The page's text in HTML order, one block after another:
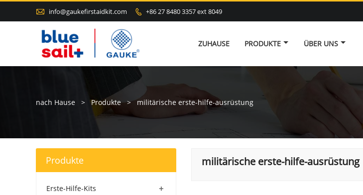
 info@gaukefirstaidkit.com  +86 27 8480 3357 ext 8049
ZUHAUSE PRODUKTE ÜBER UNS
nach Hause > Produkte > militärische erste-hilfe-ausrüstung
militärische erste-hilfe-ausrüstung
Produkte
+
Erste-Hilfe-Kits